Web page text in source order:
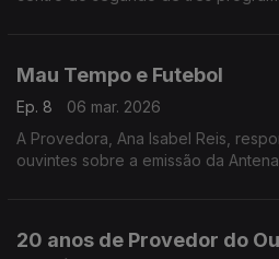
Mau Tempo e Futebol
Ep. 8
06 mar. 2026
A Provedora, Ana Isabel Reis,
ouvintes sobre a emissão da
20 anos de Provedor do